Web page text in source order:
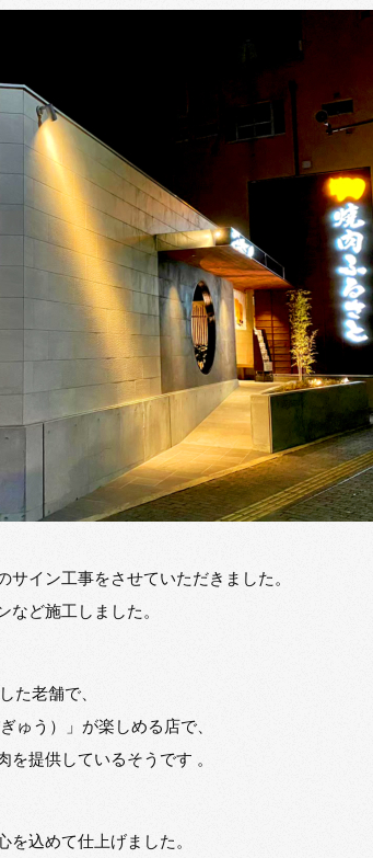
イン工事をさせていただきました。
ど施工しました。
た老舗で、
ゅう）」が楽しめる店で、
提供しているそうです 。
込めて仕上げました。